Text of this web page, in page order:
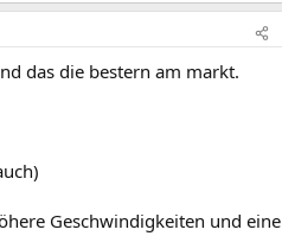
das die bestern am markt.
Geschwindigkeiten und eine